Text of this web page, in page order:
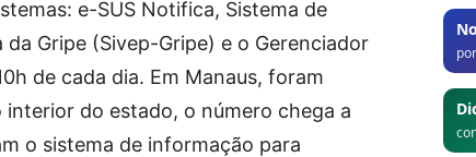
e-SUS Notifica, Sistema de
Gripe (Sivep-Gripe) e o Gerenciador
de cada dia. Em Manaus, foram
do estado, o número chega a
o sistema de informação para